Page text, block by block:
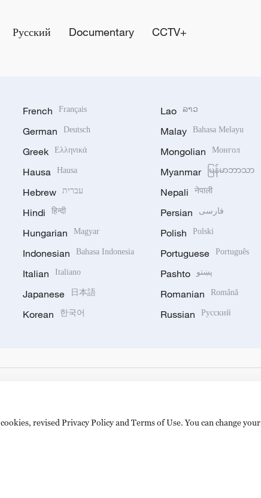
Русский Documentary CCTV+
French Français
German Deutsch
Greek Ελληνικά
Hausa Hausa
Hebrew עברית
Hindi हिन्दी
Hungarian Magyar
Indonesian Bahasa Indonesia
Italian Italiano
Japanese 日本語
Korean 한국어
Lao ລາວ
Malay Bahasa Melayu
Mongolian Монгол
Myanmar မြန်မာဘာသာ
Nepali नेपाली
Persian فارسی
Polish Polski
Portuguese Português
Pashto پښتو
Romanian Română
Russian Русский
revised Privacy Policy and Terms of Use. You can change your